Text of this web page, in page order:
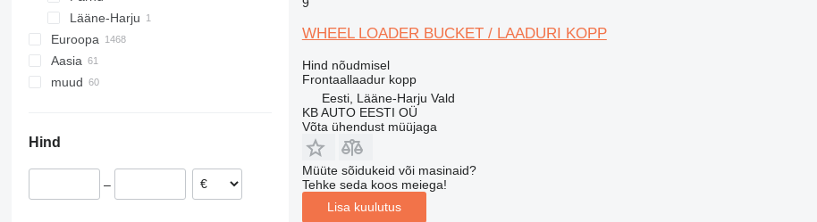
992
F-series
GP
M-series
Lääne-Harju
Euroopa
Holland
Poola
Belgia
Norra
Aasia
Türgi
muud
Hind
–
WHEEL LOADER BUCKET / LAADURI KOPP
Hind nõudmisel
Frontaallaadur kopp
Eesti, Lääne-Harju Vald
KB AUTO EESTI OÜ
Võta ühendust müüjaga
Müüte sõidukeid või masinaid?
Tehke seda koos meiega!
Lisa kuulutus